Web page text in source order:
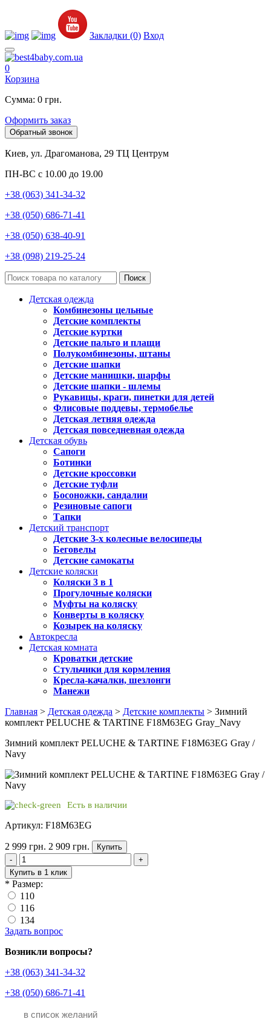
Закладки (0) Вход
0
Корзина
Сумма: 0 грн.
Оформить заказ
Обратный звонок
Киев, ул. Драгоманова, 29 ТЦ Центрум
ПН-ВС с 10.00 до 19.00
+38 (063) 341-34-32
+38 (050) 686-71-41
+38 (050) 638-40-91
+38 (098) 219-25-24
Поиск
Детская одежда
Комбинезоны цельные
Детские комплекты
Детские куртки
Детские пальто и плащи
Полукомбинезоны, штаны
Детские шапки
Детские манишки, шарфы
Детские шапки - шлемы
Рукавицы, краги, пинетки для детей
Флисовые поддевы, термобелье
Детская летняя одежда
Детская повседневная одежда
Детская обувь
Сапоги
Ботинки
Детские кроссовки
Детские туфли
Босоножки, сандалии
Резиновые сапоги
Тапки
Детский транспорт
Детские 3-х колесные велосипеды
Беговелы
Детские самокаты
Детские коляски
Коляски 3 в 1
Прогулочные коляски
Муфты на коляску
Конверты в коляску
Козырек на коляску
Автокресла
Детская комната
Кроватки детские
Стульчики для кормления
Кресла-качалки, шезлонги
Манежи
Главная > Детская одежда > Детские комплекты > Зимний
комплект PELUCHE & TARTINE F18M63EG Gray_Navy
Зимний комплект PELUCHE & TARTINE F18M63EG Gray /
Navy
Есть в наличии
Артикул: F18M63EG
2 999 грн. 2 909 грн.
Купить
-
+
Купить в 1 клик
* Размер:
110
116
134
Задать вопрос
Возникли вопросы?
+38 (063) 341-34-32
+38 (050) 686-71-41
в список желаний